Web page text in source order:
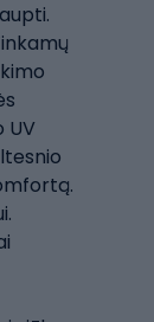
UV